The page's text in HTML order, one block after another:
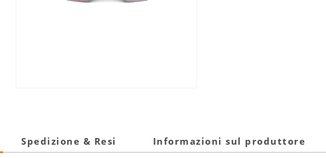
Spedizione & Resi Informazioni sul produttore